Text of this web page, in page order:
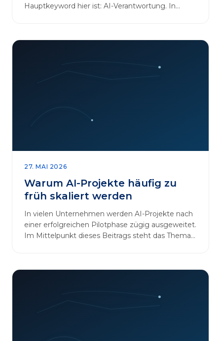
Hauptkeyword hier ist: AI-Verantwortung. In
27. MAI 2026
Warum AI-Projekte häufig zu
früh skaliert werden
In vielen Unternehmen werden AI-Projekte nach
einer erfolgreichen Pilotphase zügig ausgeweitet.
Im Mittelpunkt dieses Beitrags steht das Thema